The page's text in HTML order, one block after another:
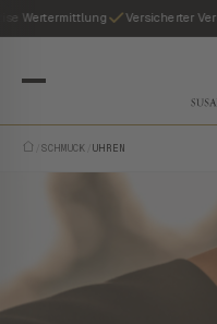
Versicherter Versand
SCHMUCK /UHREN